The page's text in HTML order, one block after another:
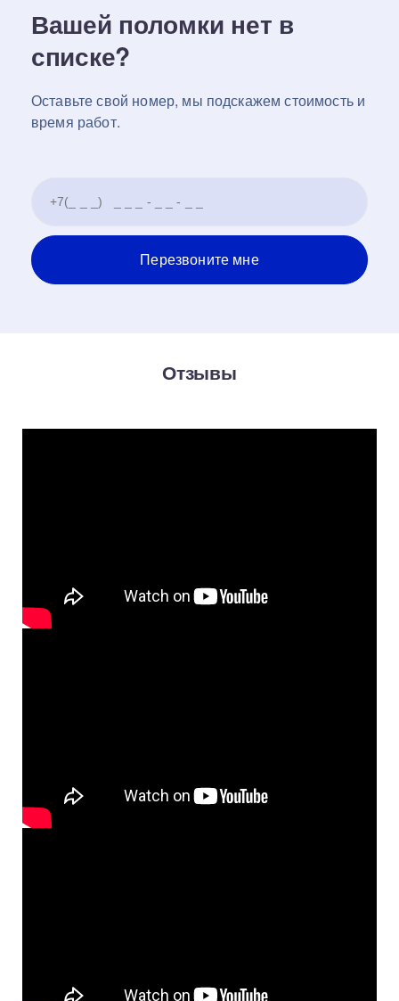
Вашей поломки нет в
списке?
Оставьте свой номер, мы подскажем стоимость и
время работ.
Отзывы